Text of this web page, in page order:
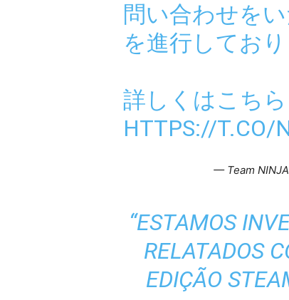
問い合わせを
を進行しており
詳しくはこちら
HTTPS://T.CO/
— Team
“ESTAMOS
RELATADOS
EDIÇÃO